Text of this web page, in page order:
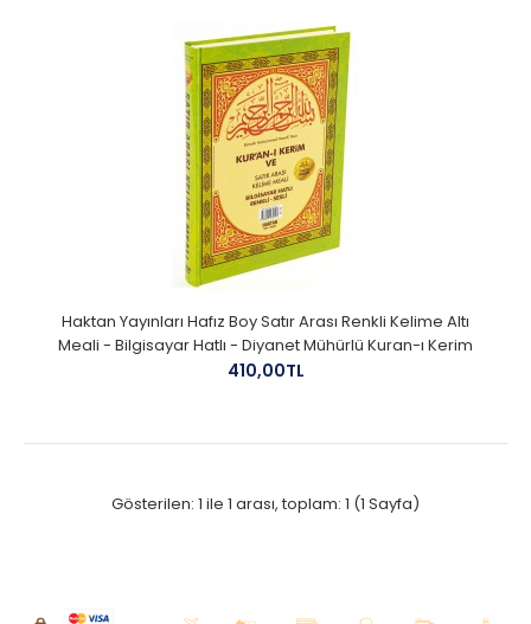
Haktan Yayınları Hafız Boy Satır Arası Renkli Kelime Altı
Meali - Bilgisayar Hatlı - Diyanet Mühürlü Kuran-ı Kerim
410,00TL
Gösterilen: 1 ile 1 arası, toplam: 1 (1 Sayfa)